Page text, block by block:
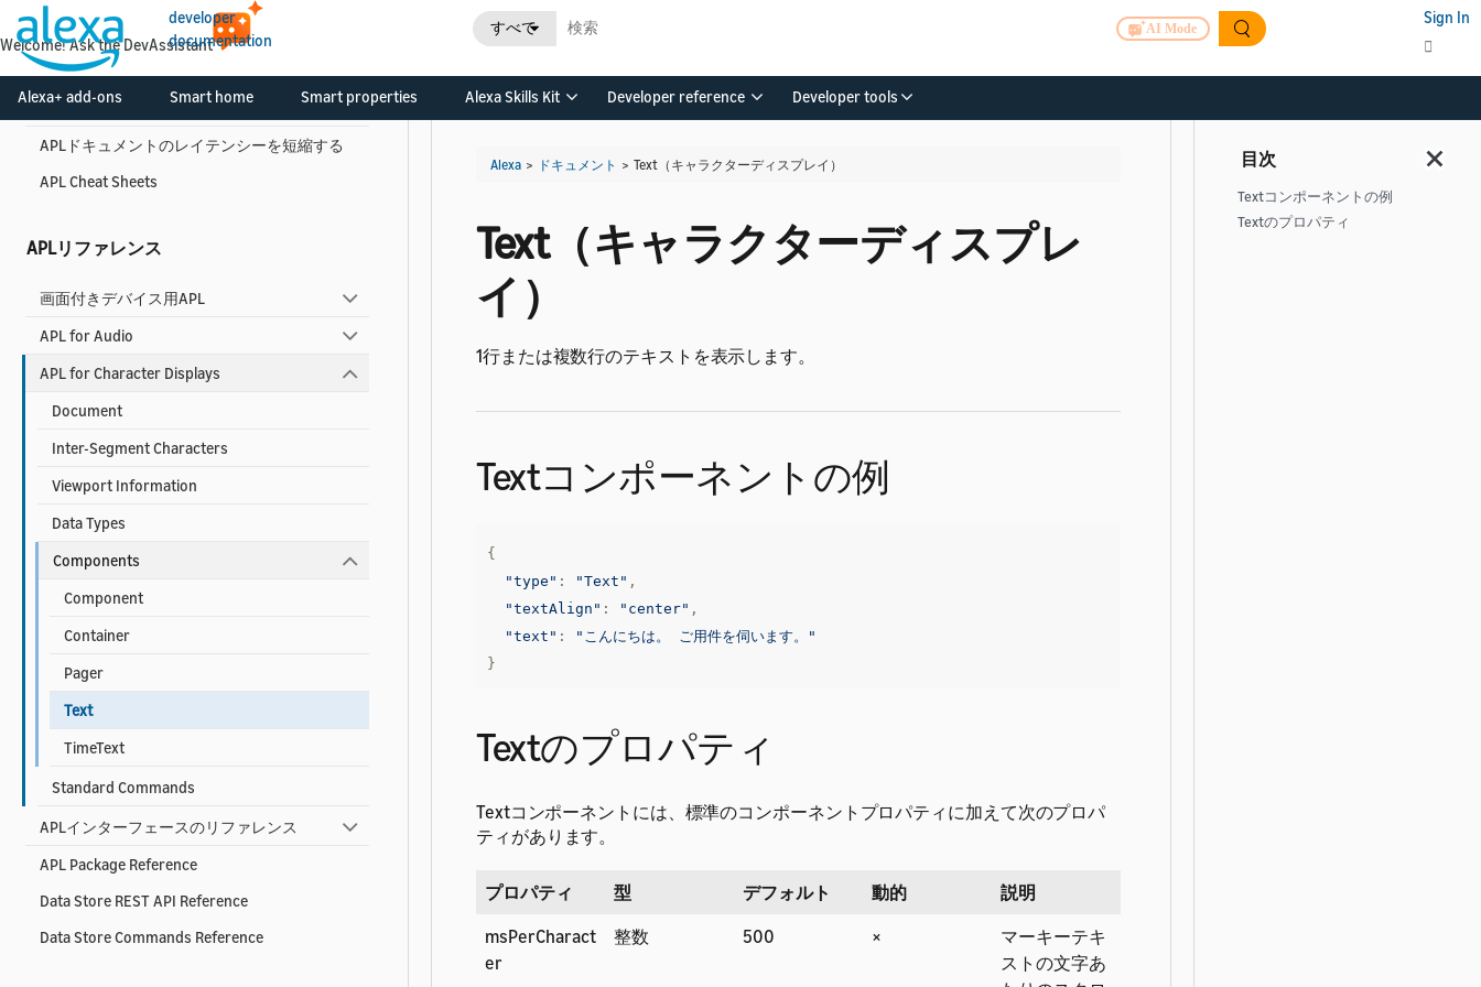
developer
documentation
すべて AI Mode
Sign In
Alexa+ add-ons Smart home Smart properties Alexa Skills Kit Developer reference Developer tools
APLのベストプラクティス
APL開発のベストプラクティス
APLアクセシビリティガイド
APLドキュメントのレイテンシーを短縮する
APL Cheat Sheets
APLリファレンス
画面付きデバイス用APL
APL for Audio
APL for Character Displays
Document
Inter-Segment Characters
Viewport Information
Data Types
Components
Component
Container
Pager
Text
TimeText
Standard Commands
APLインターフェースのリファレンス
APL Package Reference
Data Store REST API Reference
Data Store Commands Reference
Alexa > ドキュメント > Text（キャラクターディスプレイ）
Text（キャラクターディスプレ
イ）
1行または複数行のテキストを表示します。
Textコンポーネントの例
{
"type" : "Text" ,
"textAlign" : "center" ,
"text" :
"こんにちは。 ご用件を伺います。"
}
Textのプロパティ
Textコンポーネントには、標準のコンポーネントプロパティに加えて次のプロパ
ティがあります。
プロパティ 型 デフォルト 動的
説明
msPerCharact
er
整数 500 ×
マーキーテキ
ストの文字あ
Textコンポーネントの例
Textのプロパティ
Welcome! Ask the DevAssistant